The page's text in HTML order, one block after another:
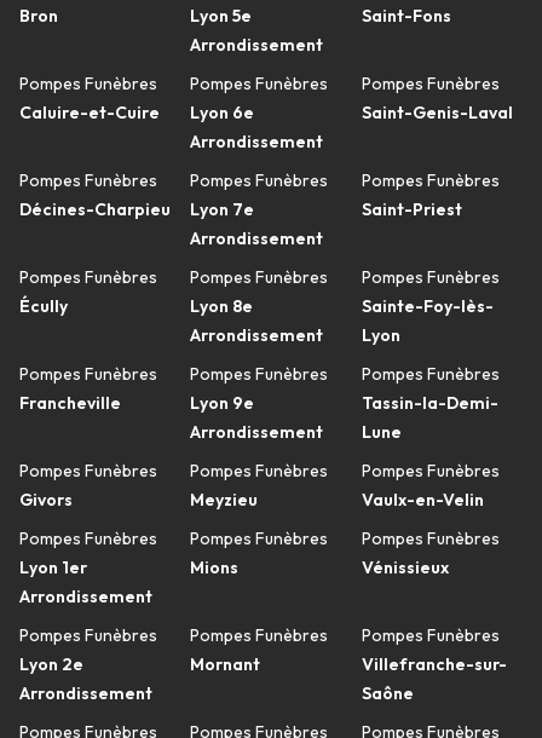
Bron
Pompes Funèbres
Caluire-et-Cuire
Pompes Funèbres
Décines-Charpieu
Pompes Funèbres
Écully
Pompes Funèbres
Francheville
Pompes Funèbres
Givors
Pompes Funèbres
Lyon 1er
Arrondissement
Pompes Funèbres
Lyon 2e
Arrondissement
Pompes Funèbres
Lyon 5e
Arrondissement
Pompes Funèbres
Lyon 6e
Arrondissement
Pompes Funèbres
Lyon 7e
Arrondissement
Pompes Funèbres
Lyon 8e
Arrondissement
Pompes Funèbres
Lyon 9e
Arrondissement
Pompes Funèbres
Meyzieu
Pompes Funèbres
Mions
Pompes Funèbres
Mornant
Pompes Funèbres
Saint-Fons
Pompes Funèbres
Saint-Genis-Laval
Pompes Funèbres
Saint-Priest
Pompes Funèbres
Sainte-Foy-lès-
Lyon
Pompes Funèbres
Tassin-la-Demi-
Lune
Pompes Funèbres
Vaulx-en-Velin
Pompes Funèbres
Vénissieux
Pompes Funèbres
Villefranche-sur-
Saône
Pompes Funèbres